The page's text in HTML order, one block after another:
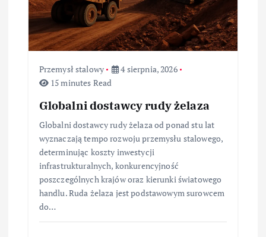
Przemysł stalowy
4 sierpnia, 2026
15 minutes Read
Globalni dostawcy rudy żelaza
Globalni dostawcy rudy żelaza od ponad stu lat
wyznaczają tempo rozwoju przemysłu stalowego,
determinując koszty inwestycji
infrastrukturalnych, konkurencyjność
poszczególnych krajów oraz kierunki światowego
handlu. Ruda żelaza jest podstawowym surowcem
do…